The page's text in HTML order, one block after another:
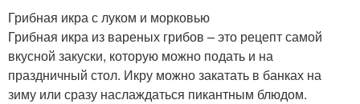
Грибная икра с луком и морковью
Грибная икра из вареных грибов – это рецепт самой
вкусной закуски, которую можно подать и на
праздничный стол. Икру можно закатать в банках на
зиму или сразу наслаждаться пикантным блюдом.